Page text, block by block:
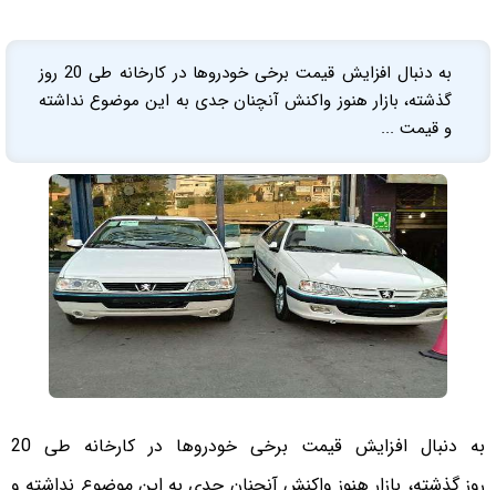
به دنبال افزایش قیمت برخی خودروها در کارخانه طی 20 روز
گذشته، بازار هنوز واکنش آنچنان جدی به این موضوع نداشته
و قیمت ...
به دنبال افزایش قیمت برخی خودروها در کارخانه طی 20